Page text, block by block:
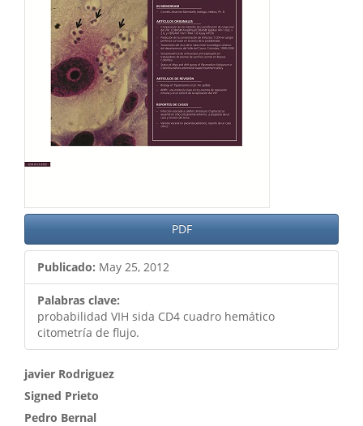
PDF
Publicado: May 25, 2012
Palabras clave:
probabilidad VIH sida CD4 cuadro hemático
citometría de flujo.
Contenido
principal
javier Rodriguez
Signed Prieto
Pedro Bernal